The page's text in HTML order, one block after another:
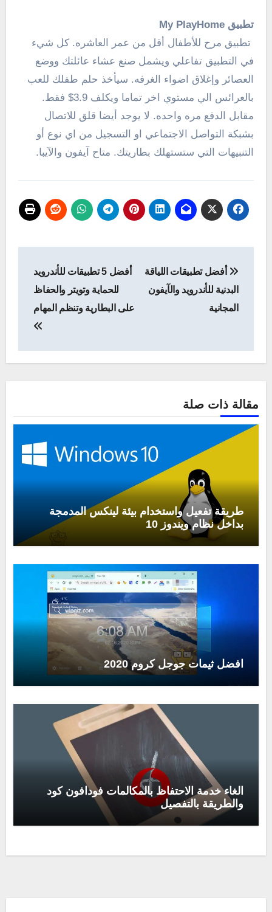
تطبيق My PlayHome
تطبيق مرح للأطفال أقل من عمر العاشره. كل شيء
في التطبيق تفاعلي ويشمل صنع عشاء عائلتك ووضع
العصائر وإغلاق اضواء الغرفه. سيأخذ حلم طفلك للعب
بالعرائس الي مستوي اخر تماما ويكلف 3.9$ فقط.
مقابل الدفع مره واحده. لا يوجد أيضا قلق للاتصال
بشبكة التواصل الاجتماعي او التسجيل من اي نوع أو
التنبيهات التي ستستهلك بطاريتك. متاح آيفون والآيبا.
المقالات
أفضل تطبيقات اللياقة
البدنية للأندرويد والآيفون
المجانية
أفضل 5 تطبيقات للأندرويد
للحماية وتويتر والحفاظ
على البطارية وتنظم المهام
مقالة ذات صلة
طريقة تفعيل واستخدام بيئة لينكس المدمجة
بداخل نظام ويندوز 10
افضل ثيمات جوجل كروم 2020
الغاء خدمة الاحتفاظ بالمكالمات فودافون كود
والطريقة بالتفصيل